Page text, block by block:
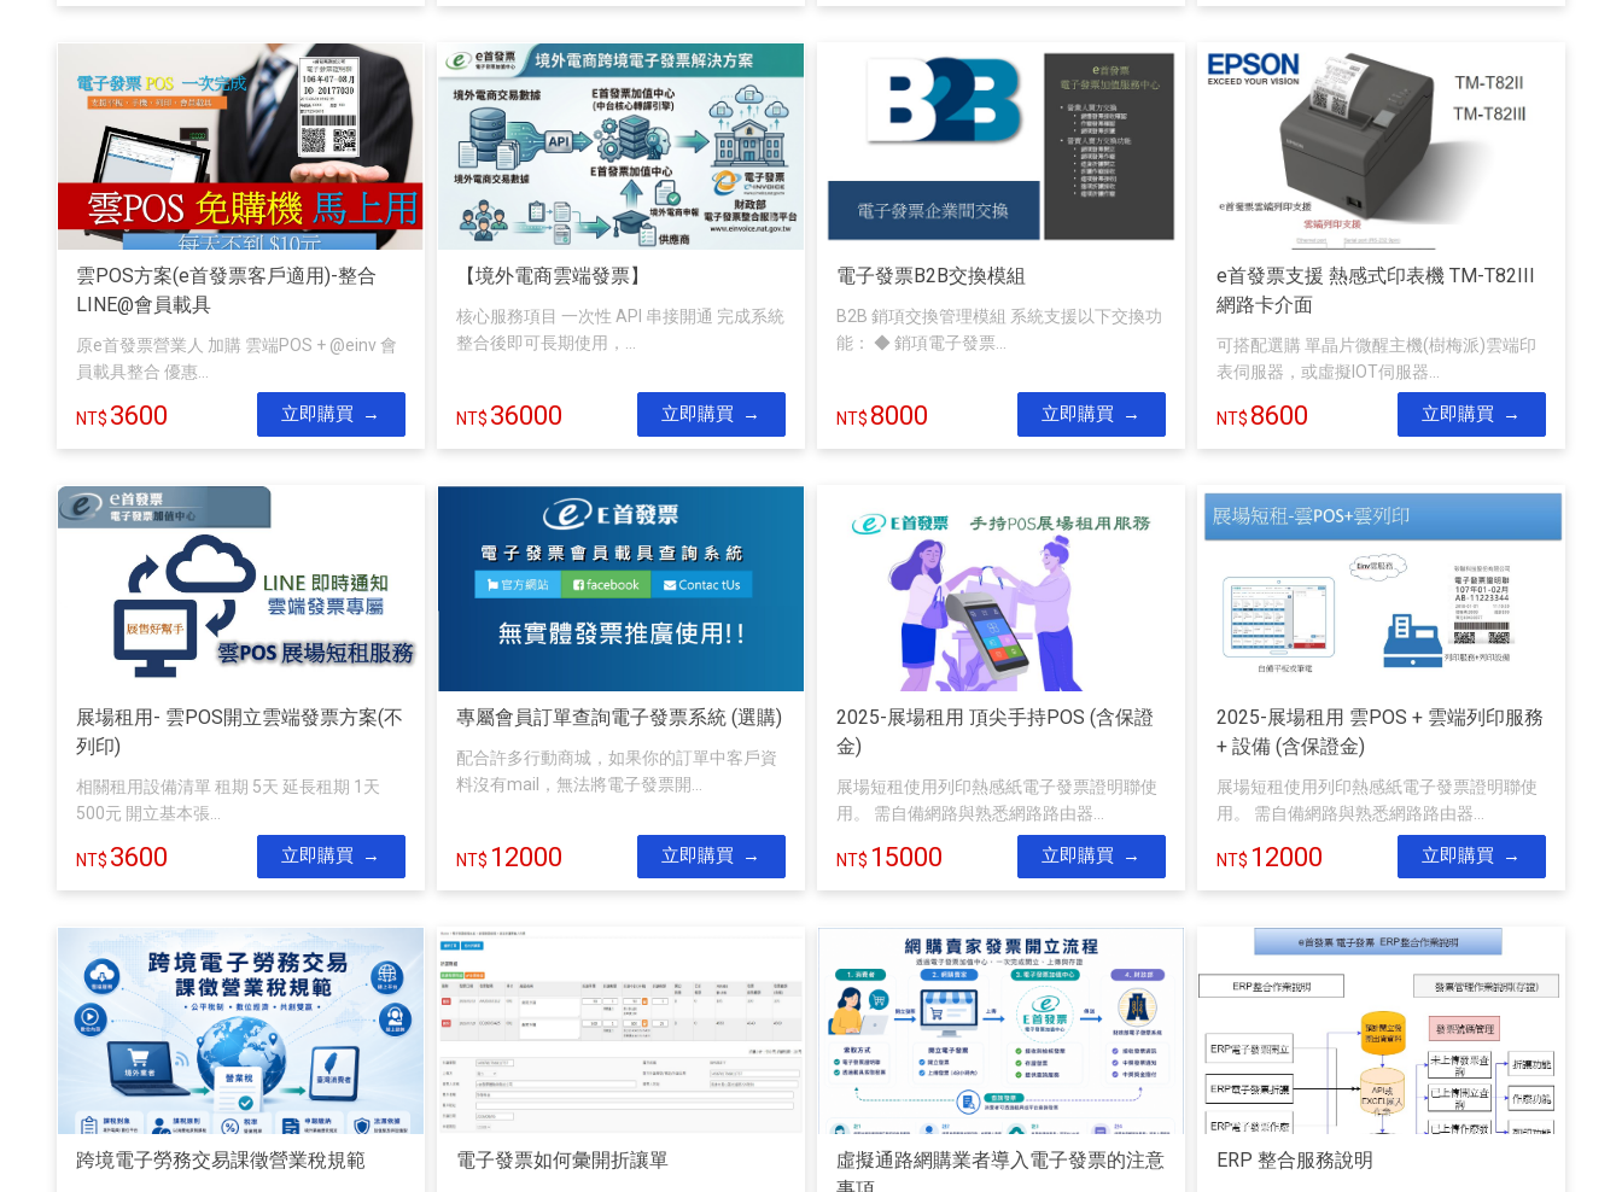
雲POS方案(e首發票客戶適用)-整合
LINE@會員載具
原e首發票營業人 加購 雲端POS + @einv 會
員載具整合 優惠...
3600 立即購買
【境外電商雲端發票】
核心服務項目 一次性 API 串接開通 完成系統
整合後即可長期使用，...
36000 立即購買
電子發票B2B交換模組
B2B 銷項交換管理模組 系統支援以下交換功
能： ◆ 銷項電子發票...
8000 立即購買
e首發票支援 熱感式印表機 TM-T82III
網路卡介面
可搭配選購 單晶片微醒主機(樹梅派)雲端印
表伺服器，或虛擬IOT伺服器...
8600 立即購買
展場租用- 雲POS開立雲端發票方案(不
列印)
相關租用設備清單 租期 5天 延長租期 1天
500元 開立基本張...
3600 立即購買
專屬會員訂單查詢電子發票系統 (選購)
配合許多行動商城，如果你的訂單中客戶資
料沒有mail，無法將電子發票開...
12000 立即購買
2025-展場租用 頂尖手持POS (含保證
金)
展場短租使用列印熱感紙電子發票證明聯使
用。 需自備網路與熟悉網路路由器...
15000 立即購買
2025-展場租用 雲POS + 雲端列印服務
+ 設備 (含保證金)
展場短租使用列印熱感紙電子發票證明聯使
用。 需自備網路與熟悉網路路由器...
12000 立即購買
跨境電子勞務交易課徵營業稅規範 電子發票如何彙開折讓單
虛擬通路網購業者導入電子發票的注意
ERP 整合服務說明